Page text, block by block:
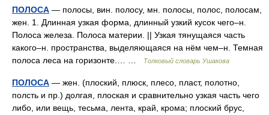
ПОЛОСА — полосы, вин. полосу, мн. полосы, полос, полосам,
жен. 1. Длинная узкая форма, длинный узкий кусок чего–н.
Полоса железа. Полоса материи. || Узкая тянущаяся часть
какого–н. пространства, выделяющаяся на нём чем–н. Темная
полоса леса на горизонте.… …
Толковый словарь Ушакова
ПОЛОСА — жен. (плоский, плюск, плесо, пласт, полотно,
полсть и пр.) долгая, плоская и сравнительно узкая часть чего
либо, или вещь, тесьма, лента, край, крома; плоский брус,